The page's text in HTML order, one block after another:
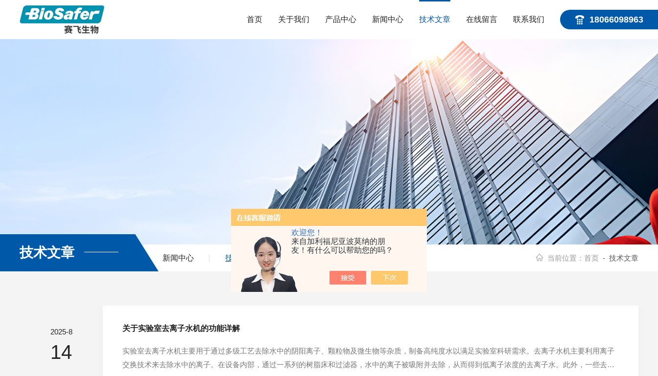
欢迎您！
来自加利福尼亚波莫纳的朋
友！有什么可以帮助您的吗？
18066098963
首页 关于我们 产品中心 新闻中心 技术文章 在线留言 联系我们
技术文章 新闻中心 技术文章 当前位置： 首页 - 技术文章
2025-8
14
关于实验室去离子水机的功能详解
实验室去离子水机主要用于通过多级工艺去除水中的阴阳离子、颗粒物及微生物等杂质，制备高纯度水以满足实验室科研需求。去离子水机主要利用离子
交换技术来去除水中的离子。在设备内部，通过一系列的树脂床和过滤器，水中的离子被吸附并去除，从而得到低离子浓度的去离子水。此外，一些去离